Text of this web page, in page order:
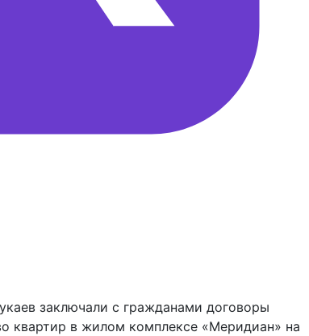
заключали с гражданами договоры
квартир в жилом комплексе «Меридиан» на